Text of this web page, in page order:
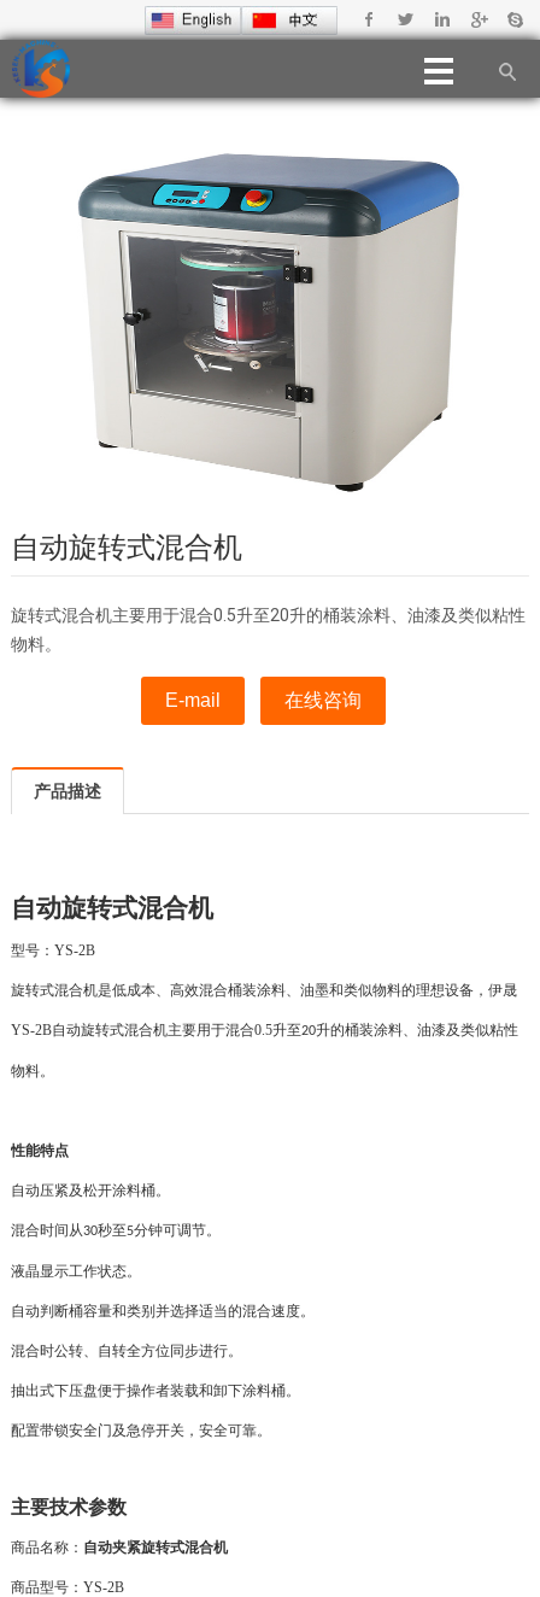
自动旋转式混合机
旋转式混合机主要用于混合0.5升至20升的桶装涂料、油漆及类似粘性
物料。
E-mail 在线咨询
产品描述
自动旋转式混合机
型号：YS-2B
旋转式混合机是低成本、高效混合桶装涂料、油墨和类似物料的理想设备，伊晟
YS-2B自动旋转式混合机主要用于混合0.5升至20升的桶装涂料、油漆及类似粘性
物料。
性能特点
自动压紧及松开涂料桶。
混合时间从30秒至5分钟可调节。
液晶显示工作状态。
自动判断桶容量和类别并选择适当的混合速度。
混合时公转、自转全方位同步进行。
抽出式下压盘便于操作者装载和卸下涂料桶。
配置带锁安全门及急停开关，安全可靠。
主要技术参数
商品名称： 自动夹紧旋转式混合机
商品型号： YS-2B